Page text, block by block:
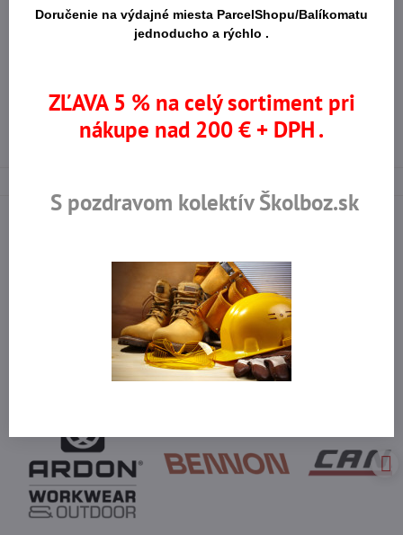
ESD – ochrana proti elektrostatickému
náboju
Kozmetický priemysel a kaderníctvo
Normy pre použitie:
EN ISO 20347 – bezpečnostná obuv bez
Na trhu od r​. 2008 Certifikované výrobky
Skladom viac ako 36 tisíc
produktov
Výhodné ceny
Doručenie na výdajné miesta ParcelShopu/Balíkomatu
jednoducho a rýchlo .
ZĽAVA 5 % na celý sortiment pri
nákupe nad 200 € + DPH .
S pozdravom kolektív Školboz.sk